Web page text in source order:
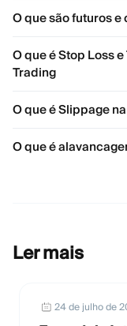
O que são futuros
O que é Stop Loss
Trading
O que é Slippage
O que é
Ler mais
24 de julho de